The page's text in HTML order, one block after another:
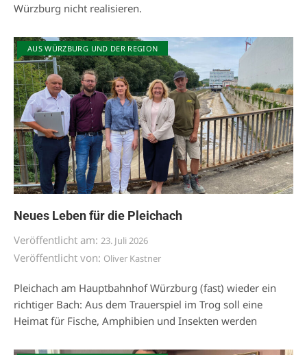
Würzburg nicht realisieren.
AUS WÜRZBURG UND DER REGION
Neues Leben für die Pleichach
Veröffentlicht am: 23. Juli 2026
Veröffentlicht von: Oliver Kastner
Pleichach am Hauptbahnhof Würzburg (fast) wieder ein
richtiger Bach: Aus dem Trauerspiel im Trog soll eine
Heimat für Fische, Amphibien und Insekten werden